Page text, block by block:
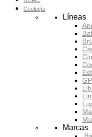
Geología
Líneas
Marcas